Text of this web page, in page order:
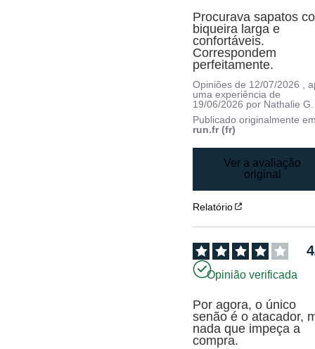
Procurava sapatos
biqueira larga e
confortáveis.
Correspondem
perfeitamente.
Opiniões de 12/07/2026
,
uma experiência de
19/06/2026 por Nathalie G.
Publicado originalmente
run.fr (fr)
Ver a avaliação
original
Relatório
4
Opinião verificada
Por agora, o único
senão é o atacador,
nada que impeça a
compra.